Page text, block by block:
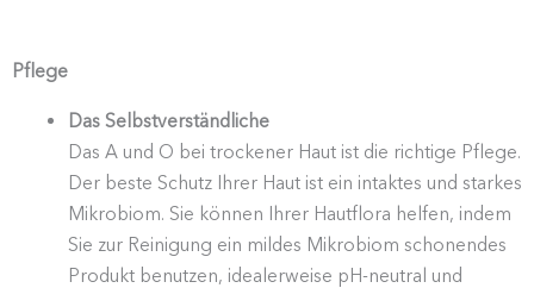
Pflege
Das Selbst­ver­ständ­liche
Das A und O bei trockener Haut ist die richtige Pflege.
Der beste Schutz Ihrer Haut ist ein intaktes und starkes
Mikrobiom. Sie können Ihrer Hautflora helfen, indem
Sie zur Reinigung ein mildes Mikrobiom schonendes
Produkt benutzen, idealer­weise pH-neutral und